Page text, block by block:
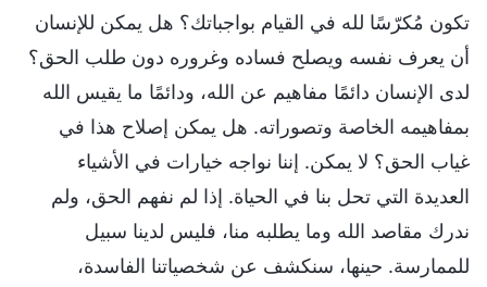
تكون مُكرّسًا لله في القيام بواجباتك؟ هل يمكن للإنسان
أن يعرف نفسه ويصلح فساده وغروره دون طلب الحق؟
لدى الإنسان دائمًا مفاهيم عن الله، ودائمًا ما يقيس الله
بمفاهيمه الخاصة وتصوراته. هل يمكن إصلاح هذا في
غياب الحق؟ لا يمكن. إننا نواجه خيارات في الأشياء
العديدة التي تحل بنا في الحياة. إذا لم نفهم الحق، ولم
ندرك مقاصد الله وما يطلبه منا، فليس لدينا سبيل
للممارسة. حينها، سنكشف عن شخصياتنا الفاسدة،